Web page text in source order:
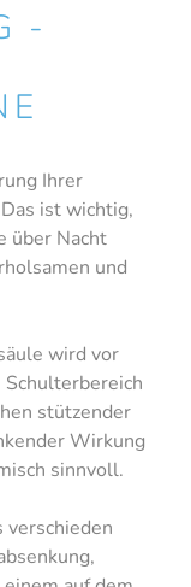
-
Ihrer
ist wichtig,
über Nacht
und
wird vor
stützender
Wirkung
sinnvoll.
verschieden